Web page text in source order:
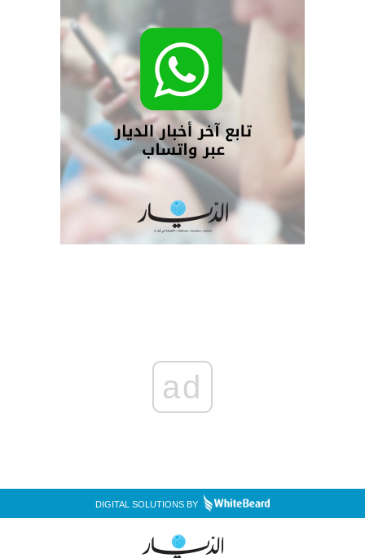
ad
DIGITAL SOLUTIONS BY